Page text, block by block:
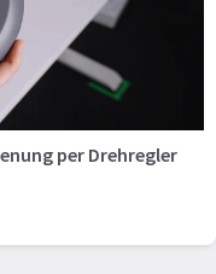
per Drehregler